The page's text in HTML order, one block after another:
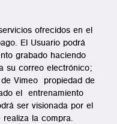
ofrecidos en el
El Usuario podrá
grabado haciendo
su correo electrónico;
Vimeo propiedad de
el entrenamiento
ser visionada por el
la compra.